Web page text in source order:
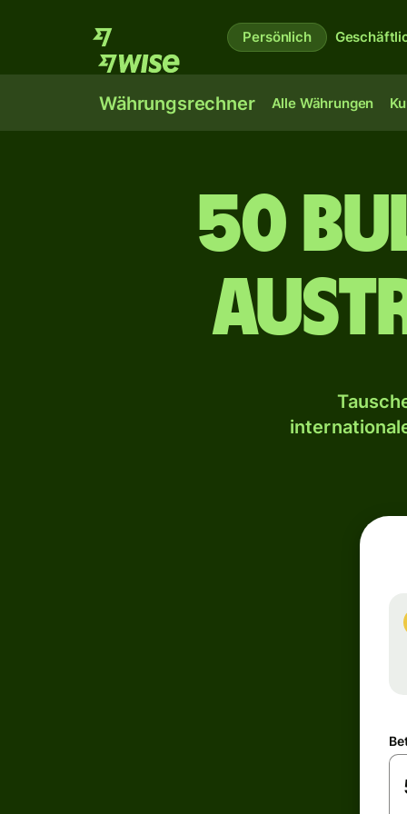
Persönlich
Währungsrechner Alle Währungen
50